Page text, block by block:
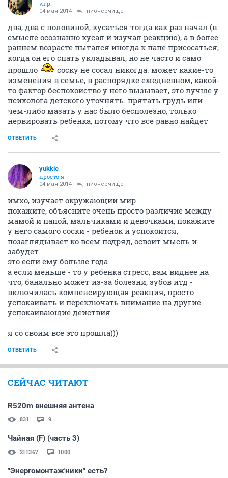
v.i.p.
04 мая 2014 пионерчище
два, два с половиной, кусаться тогда как раз начал (в
смысле осознанно кусал и изучал реакцию), а в более
раннем возрасте пытался иногда к папе присосаться,
когда он его спать укладывал, но не часто и само
прошло
соску не сосал никогда. может какие-то
изменения в семье, в распорядке ежедневном, какой-
то фактор беспокойство у него вызывает, это лучше у
психолога детского уточнять. прятать грудь или
чем-либо мазать у нас было бесполезно, только
нервировать ребенка, потому что все равно найдет
ОТВЕТИТЬ
yukkie
просто я
04 мая 2014 пионерчище
имхо, изучает окружающий мир
покажите, объясните очень просто различие между
мамой и папой, мальчиками и девочками, покажите
у него самого соски - ребенок и успокоится,
позаглядывает ко всем подряд, освоит мысль и
забудет
это если ему больше года
а если меньше - то у ребенка стресс, вам виднее на
что, банально может из-за болезни, зубов итд -
включилась компенсирующая реакция, просто
успокаивать и переключать внимание на другие
успокаивающие действия
я со своим все это прошла)))
ОТВЕТИТЬ
СЕЙЧАС ЧИТАЮТ
R520m внешняя антена
831 9
Чайная (F) (часть 3)
211367 1000
"Энергомонтаж'ники" есть?